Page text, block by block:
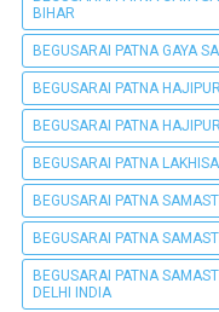
BIHAR
BEGUSARAI PATNA GAYA
BEGUSARAI PATNA
BEGUSARAI PATNA
BEGUSARAI PATNA
BEGUSARAI PATNA
BEGUSARAI PATNA
BEGUSARAI PATNA
DELHI INDIA